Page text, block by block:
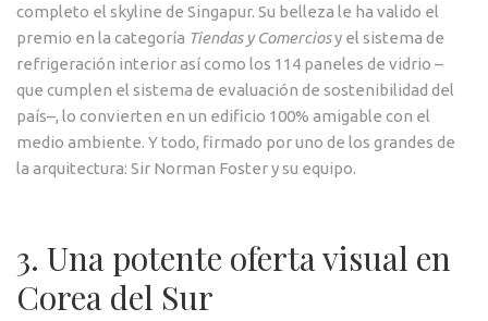
completo el skyline de Singapur. Su belleza le ha valido el
premio en la categoría Tiendas y Comerciosy el sistema de
refrigeración interior así como los 114 paneles de vidrio –
que cumplen el sistema de evaluación de sostenibilidad del
país–, lo convierten en un edificio 100% amigable con el
medio ambiente. Y todo, firmado por uno de los grandes de
la arquitectura: Sir Norman Foster y su equipo.
3. Una potente oferta visual en
Corea del Sur